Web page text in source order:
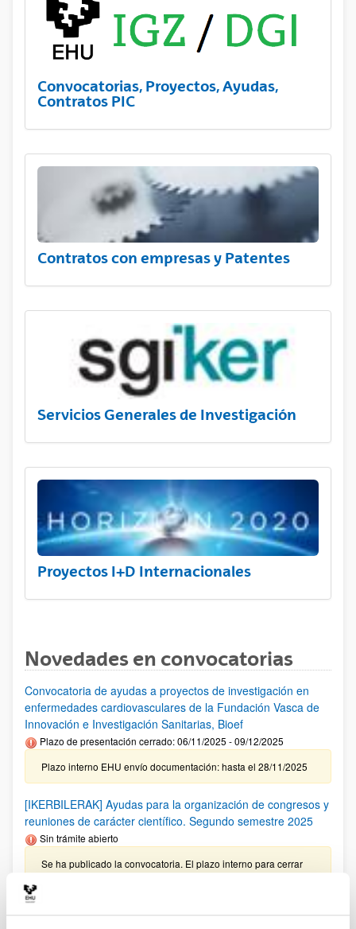
Convocatorias, Proyectos, Ayudas,
Contratos PIC
Contratos con empresas y Patentes
Servicios Generales de Investigación
Proyectos I+D Internacionales
Novedades en convocatorias
Convocatoria de ayudas a proyectos de investigación en
enfermedades cardiovasculares de la Fundación Vasca de
Innovación e Investigación Sanitarias, Bioef
Plazo de presentación cerrado: 06/11/2025 - 09/12/2025
Plazo interno EHU envío documentación: hasta el 28/11/2025
[IKERBILERAK] Ayudas para la organización de congresos y
reuniones de carácter científico. Segundo semestre 2025
Sin trámite abierto
Se ha publicado la convocatoria. El plazo interno para cerrar
las solicitudes es: 17/10/2025
Investigador predoctoral AECC 2026